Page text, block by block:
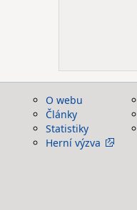
O webu
Články
Statistiky
Herní výzva